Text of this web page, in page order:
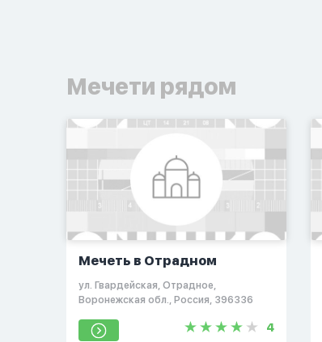
Мечети рядом
Мечеть в Отрадном
ул. Гвардейская, Отрадное,
Воронежская обл., Россия, 396336
4